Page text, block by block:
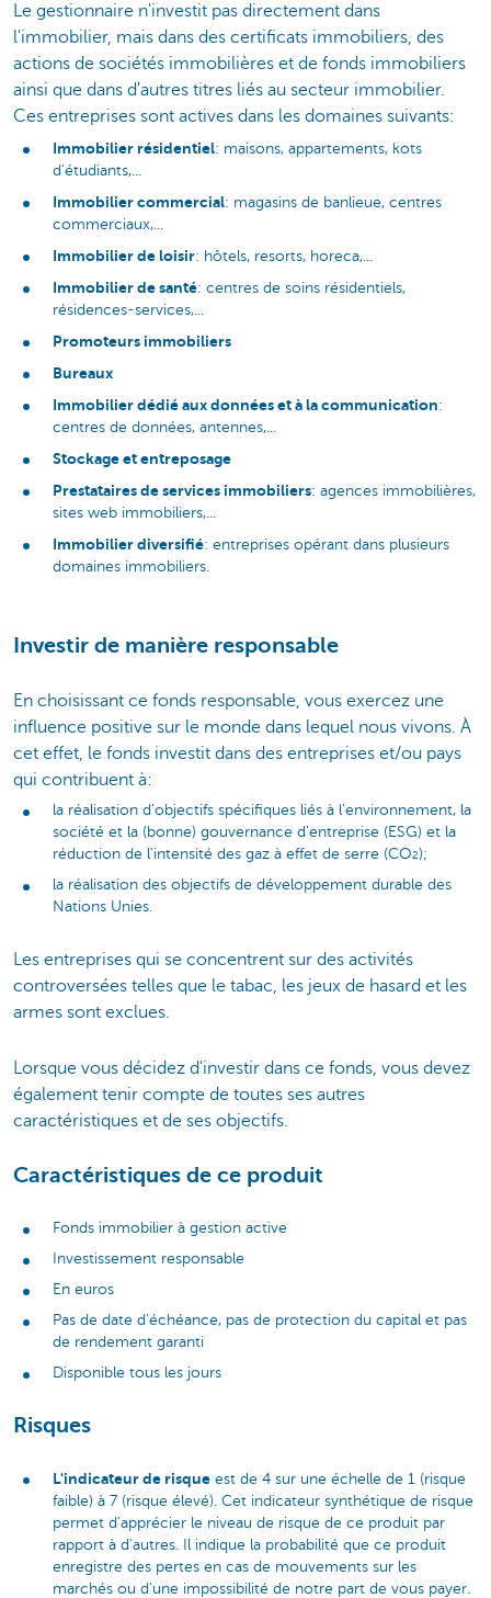
Le gestionnaire n'investit pas directement dans
l'immobilier, mais dans des certificats immobiliers, des
actions de sociétés immobilières et de fonds immobiliers
ainsi que dans d'autres titres liés au secteur immobilier.
Ces entreprises sont actives dans les domaines suivants:
Immobilier résidentiel: maisons, appartements, kots
d'étudiants,...
Immobilier commercial: magasins de banlieue, centres
commerciaux,...
Immobilier de loisir: hôtels, resorts, horeca,...
Immobilier de santé: centres de soins résidentiels,
résidences-services,...
Promoteurs immobiliers
Bureaux
Immobilier dédié aux données et à la communication:
centres de données, antennes,...
Stockage et entreposage
Prestataires de services immobiliers: agences immobilières,
sites web immobiliers,...
Immobilier diversifié: entreprises opérant dans plusieurs
domaines immobiliers.
Investir de manière responsable
En choisissant ce fonds responsable, vous exercez une
influence positive sur le monde dans lequel nous vivons. À
cet effet, le fonds investit dans des entreprises et/ou pays
qui contribuent à:
la réalisation d'objectifs spécifiques liés à l'environnement, la
société et la (bonne) gouvernance d'entreprise (ESG) et la
réduction de l'intensité des gaz à effet de serre (CO2);
la réalisation des objectifs de développement durable des
Nations Unies.
Les entreprises qui se concentrent sur des activités
controversées telles que le tabac, les jeux de hasard et les
armes sont exclues.
Lorsque vous décidez d'investir dans ce fonds, vous devez
également tenir compte de toutes ses autres
caractéristiques et de ses objectifs.
Caractéristiques de ce produit
Fonds immobilier à gestion active
Investissement responsable
En euros
Pas de date d'échéance, pas de protection du capital et pas
de rendement garanti
Disponible tous les jours
Risques
L'indicateur de risque est de 4 sur une échelle de 1 (risque
faible) à 7 (risque élevé). Cet indicateur synthétique de risque
permet d'apprécier le niveau de risque de ce produit par
rapport à d'autres. Il indique la probabilité que ce produit
enregistre des pertes en cas de mouvements sur les
marchés ou d'une impossibilité de notre part de vous payer.